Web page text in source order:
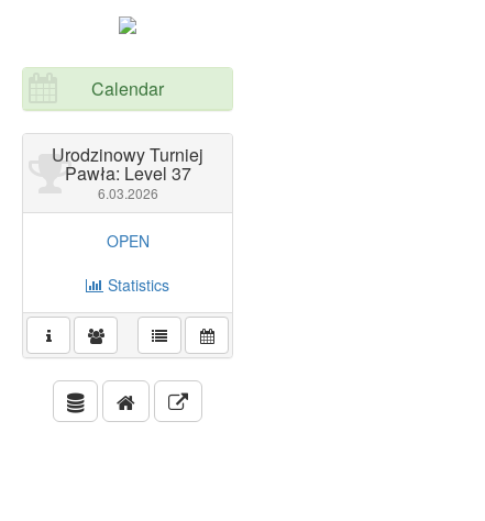
Calendar
Urodzinowy Turniej
Pawła: Level 37
6.03.2026
OPEN
Statistics